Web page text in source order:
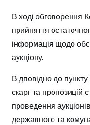
В ході обговорення
прийняття
інформація щодо
аукціону.
Відповідно до
скарг та пропозицій
проведення
державного та